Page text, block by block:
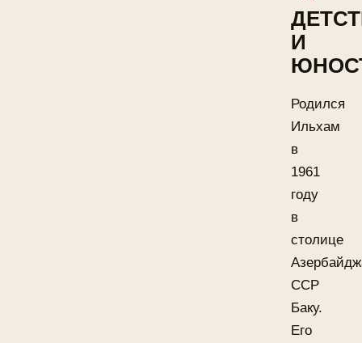
И
Родился
Ильхам
в
1961
году
в
столице
ССР
Баку.
Его